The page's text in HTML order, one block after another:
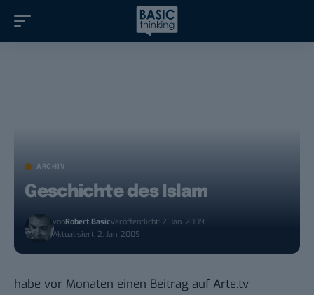
ARCHIV
Geschichte des Islam
vonRobert BasicVeröffentlicht: 2. Jan. 2009
Aktualisiert: 2. Jan. 2009
habe vor Monaten einen Beitrag auf Arte.tv